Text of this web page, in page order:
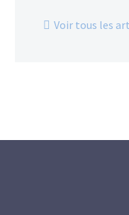
Voir tous les